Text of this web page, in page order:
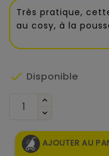
Très pratique,
au cosy, à la
 Disponible
AJOUTER AU